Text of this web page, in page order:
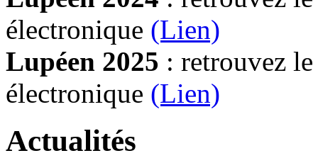
électronique (Lien)
Lupéen 2025 : retrouvez
électronique (Lien)
Actualités